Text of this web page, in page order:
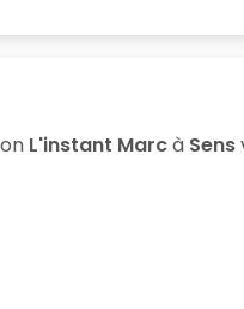
L'instant Marcà Sens